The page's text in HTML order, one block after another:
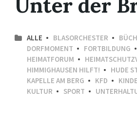
ALLE BLASORCHESTER
DORFMOMENT
FORTBILDUNG
HEIMATFORUM
HIMMIGHAUSEN HILFT!
HUDE
KAPELLE AM BERG
KFD
KULTUR
SPORT